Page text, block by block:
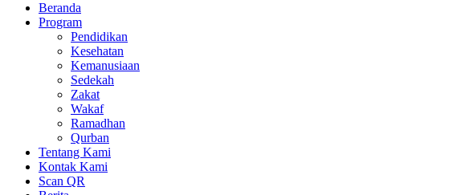
Beranda
Program
Pendidikan
Kesehatan
Kemanusiaan
Sedekah
Zakat
Wakaf
Ramadhan
Qurban
Tentang Kami
Kontak Kami
Scan QR